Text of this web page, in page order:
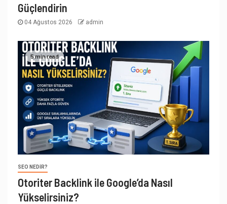
Güçlendirin
04 Ağustos 2026 admin
5 min read
SEO NEDIR?
Otoriter Backlink ile Google’da Nasıl
Yükselirsiniz?